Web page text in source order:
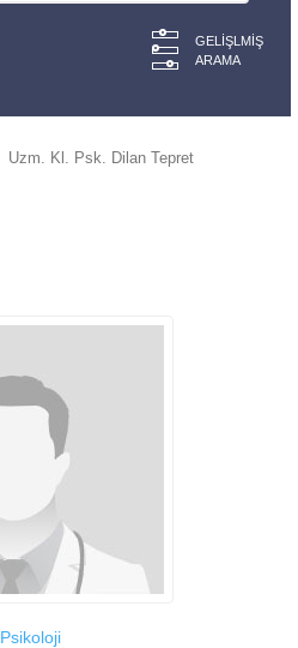
GELIŞLMIŞ
ARAMA
Uzm. Kl. Psk. Dilan Tepret
Psikoloji